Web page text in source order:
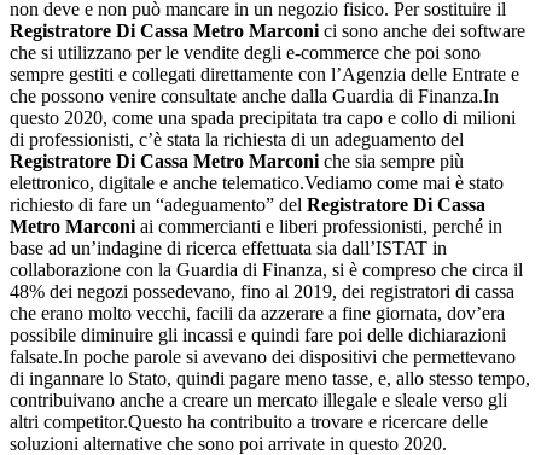
non deve e non può mancare in un negozio fisico. Per sostituire il
Registratore Di Cassa Metro Marconi ci sono anche dei software
che si utilizzano per le vendite degli e-commerce che poi sono
sempre gestiti e collegati direttamente con l’Agenzia delle Entrate e
che possono venire consultate anche dalla Guardia di Finanza.In
questo 2020, come una spada precipitata tra capo e collo di milioni
di professionisti, c’è stata la richiesta di un adeguamento del
Registratore Di Cassa Metro Marconi che sia sempre più
elettronico, digitale e anche telematico.Vediamo come mai è stato
richiesto di fare un “adeguamento” del Registratore Di Cassa
Metro Marconi ai commercianti e liberi professionisti, perché in
base ad un’indagine di ricerca effettuata sia dall’ISTAT in
collaborazione con la Guardia di Finanza, si è compreso che circa il
48% dei negozi possedevano, fino al 2019, dei registratori di cassa
che erano molto vecchi, facili da azzerare a fine giornata, dov’era
possibile diminuire gli incassi e quindi fare poi delle dichiarazioni
falsate.In poche parole si avevano dei dispositivi che permettevano
di ingannare lo Stato, quindi pagare meno tasse, e, allo stesso tempo,
contribuivano anche a creare un mercato illegale e sleale verso gli
altri competitor.Questo ha contribuito a trovare e ricercare delle
soluzioni alternative che sono poi arrivate in questo 2020.